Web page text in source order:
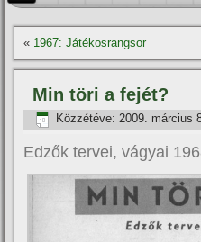
« 1967: Játékosrangsor
Min töri a fejét?
Közzétéve: 2009. március
Edzők tervei, vágyai